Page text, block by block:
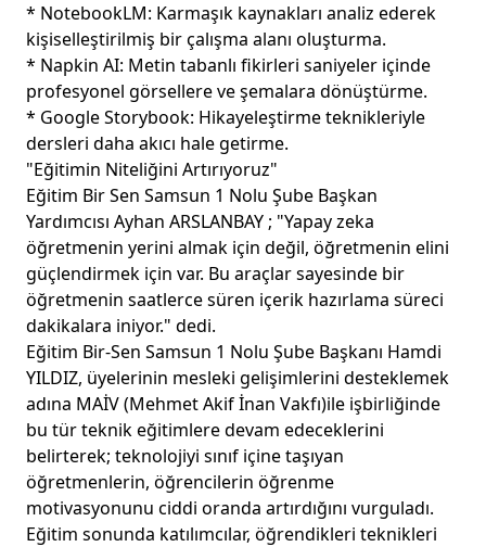
* NotebookLM: Karmaşık kaynakları analiz ederek
kişiselleştirilmiş bir çalışma alanı oluşturma.
* Napkin AI: Metin tabanlı fikirleri saniyeler içinde
profesyonel görsellere ve şemalara dönüştürme.
* Google Storybook: Hikayeleştirme teknikleriyle
dersleri daha akıcı hale getirme.
"Eğitimin Niteliğini Artırıyoruz"
Eğitim Bir Sen Samsun 1 Nolu Şube Başkan
Yardımcısı Ayhan ARSLANBAY ; "Yapay zeka
öğretmenin yerini almak için değil, öğretmenin elini
güçlendirmek için var. Bu araçlar sayesinde bir
öğretmenin saatlerce süren içerik hazırlama süreci
dakikalara iniyor." dedi.
Eğitim Bir-Sen Samsun 1 Nolu Şube Başkanı Hamdi
YILDIZ, üyelerinin mesleki gelişimlerini desteklemek
adına MAİV (Mehmet Akif İnan Vakfı)ile işbirliğinde
bu tür teknik eğitimlere devam edeceklerini
belirterek; teknolojiyi sınıf içine taşıyan
öğretmenlerin, öğrencilerin öğrenme
motivasyonunu ciddi oranda artırdığını vurguladı.
Eğitim sonunda katılımcılar, öğrendikleri teknikleri